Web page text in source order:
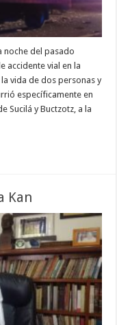
noche del pasado
accidente vial en la
vida de dos personas y
específicamente en
Sucilá y Buctzotz, a la
Kan